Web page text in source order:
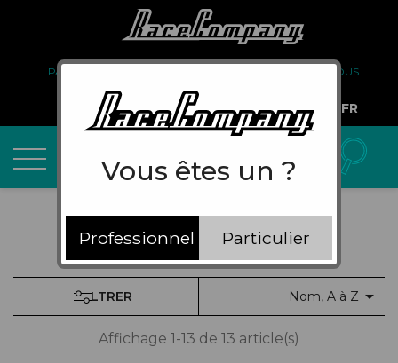
PARTENARIAT
À PROPOS DE NOUS
COMPTE PRO
FR
Nom, A à Z 
FILTRER
Affichage 1-13 de 13 article(s)
Vous êtes un ?
Professionnel Particulier